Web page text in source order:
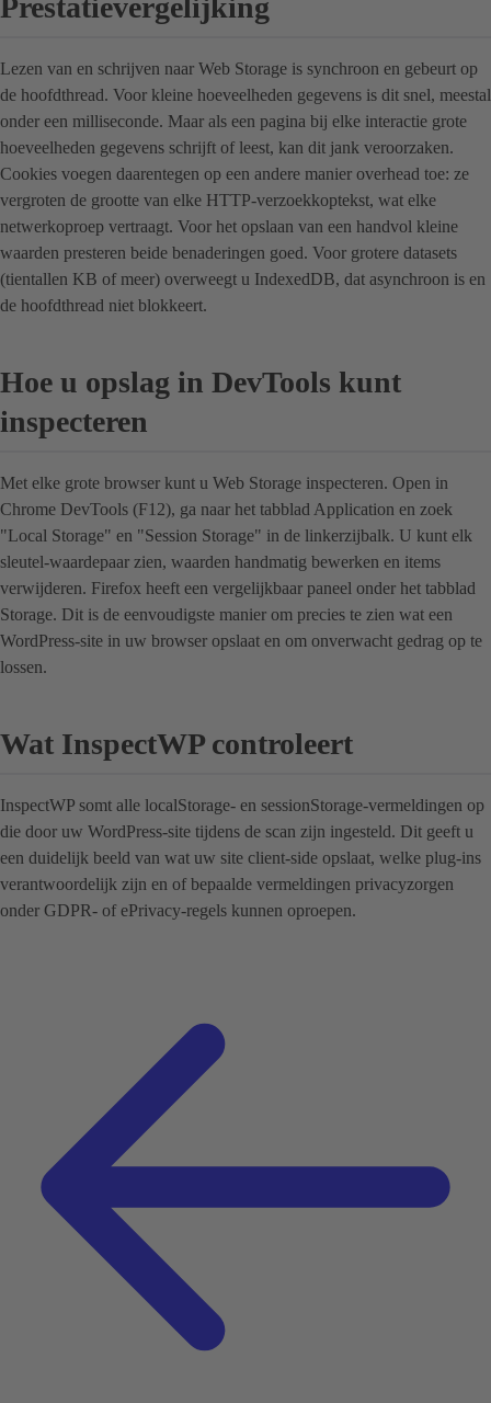
Prestatievergelijking
Lezen van en schrijven naar Web Storage is synchroon en gebeurt op
de hoofdthread. Voor kleine hoeveelheden gegevens is dit snel, meestal
onder een milliseconde. Maar als een pagina bij elke interactie grote
hoeveelheden gegevens schrijft of leest, kan dit jank veroorzaken.
Cookies voegen daarentegen op een andere manier overhead toe: ze
vergroten de grootte van elke HTTP-verzoekkoptekst, wat elke
netwerkoproep vertraagt. Voor het opslaan van een handvol kleine
waarden presteren beide benaderingen goed. Voor grotere datasets
(tientallen KB of meer) overweegt u IndexedDB, dat asynchroon is en
de hoofdthread niet blokkeert.
Hoe u opslag in DevTools kunt
inspecteren
Met elke grote browser kunt u Web Storage inspecteren. Open in
Chrome DevTools (F12), ga naar het tabblad Application en zoek
"Local Storage" en "Session Storage" in de linkerzijbalk. U kunt elk
sleutel-waardepaar zien, waarden handmatig bewerken en items
verwijderen. Firefox heeft een vergelijkbaar paneel onder het tabblad
Storage. Dit is de eenvoudigste manier om precies te zien wat een
WordPress-site in uw browser opslaat en om onverwacht gedrag op te
lossen.
Wat InspectWP controleert
InspectWP somt alle localStorage- en sessionStorage-vermeldingen op
die door uw WordPress-site tijdens de scan zijn ingesteld. Dit geeft u
een duidelijk beeld van wat uw site client-side opslaat, welke plug-ins
verantwoordelijk zijn en of bepaalde vermeldingen privacyzorgen
onder GDPR- of ePrivacy-regels kunnen oproepen.